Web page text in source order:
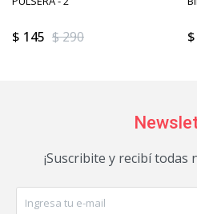
$ 145 $290 $
¡Suscribite y recibí todas